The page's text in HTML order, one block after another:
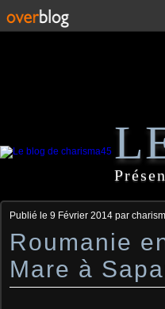
Publié le 9 Février 2014 par
Roumanie
Mare à